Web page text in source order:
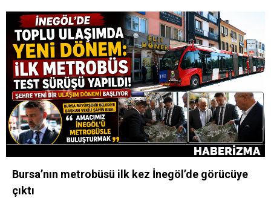
Bursa’nın metrobüsü ilk kez İnegöl’de görücüye
çıktı